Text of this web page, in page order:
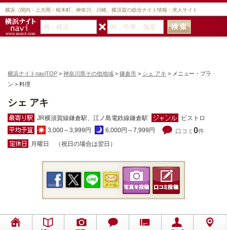
横浜（関内・上大岡・桜木町、神奈川、川崎、横須賀の総合ナイト情報・求人サイト
横浜ナイトnaviTOP > 神奈川県その他地域 > 鎌倉市 > シェ アキ > メニュー・プラ
ン > 料理
シェ アキ
JR横須賀線鎌倉駅、江ノ島電鉄線鎌倉駅
ビストロ
3,000～3,999円
6,000円～7,999円 口コミ 0件
月曜日 （祝日の場合は翌日）